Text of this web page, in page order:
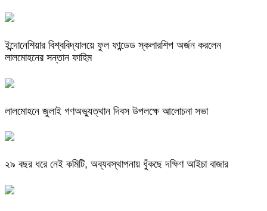
ইন্দোনেশিয়ার বিশ্ববিদ্যালয়ে ফুল ফান্ডেড স্কলারশিপ অর্জন করলেন
লালমোহনের সন্তান ফাহিম
লালমোহনে জুলাই গণঅভ্যুত্থান দিবস উপলক্ষে আলোচনা সভা
২৯ বছর ধরে নেই কমিটি, অব্যবস্থাপনায় ধুঁকছে দক্ষিণ আইচা বাজার